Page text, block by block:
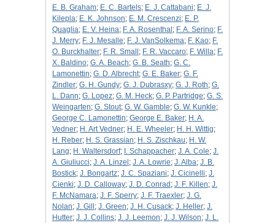
E. B. Graham; E. C. Bartels; E. J. Cattabani; E. J.
Kilepla; E. K. Johnson; E. M. Crescenzi; E. P.
Quaglia; E. V. Heina; F. A. Rosenthal ; F. A. Serino; F.
J. Merry; F. J. Mesalle; F. J. VanSolkema; F. Kao; F.
O. Burckhalter; F. R. Small ; F. R. Vaccaro; F. Willa; F.
X. Baldino; G. A. Beach; G. B. Seath; G. C.
Lamonettin; G. D. Albrecht; G. E. Baker; G. F.
Zindler; G. H. Gundy; G. J. Dubrasxy; G. J. Roth; G.
L. Dann; G. Lopez; G. M. Heck; G. P. Partridge; G. S.
Weingarten; G. Stout; G. W. Gamble; G. W. Kunkle;
George C. Lamonettin; George E. Baker; H. A.
Vedner; H. Art Vedner; H. E. Wheeler; H. H. Wittig;
H. Reber; H. S. Grassian; H. S. Zischkau; H. W.
Lang; H. Waltersdorf; I. Schappacher; J. A. Cole; J.
A. Giuliucci; J. A. Linzel ; J. A. Lowrie; J. Alba; J. B.
Bostick; J. Bongartz; J. C. Spaziani; J. Cicinelli; J.
Cienki; J. D. Calloway; J. D. Conrad ; J. F. Killen; J.
F. McNamara; J. F. Sperry; J. F. Traexler; J. G.
Nolan; J. Gill ; J. Green; J. H. Cusack; J. Heller; J.
Hutter; J. J. Collins; J. J. Leemon; J. J. Wilson; J. L.